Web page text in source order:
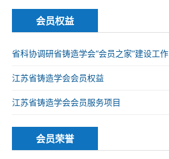
会员权益
省科协调研省铸造学会“会员之家”建设工作
江苏省铸造学会会员权益
江苏省铸造学会会员服务项目
会员荣誉